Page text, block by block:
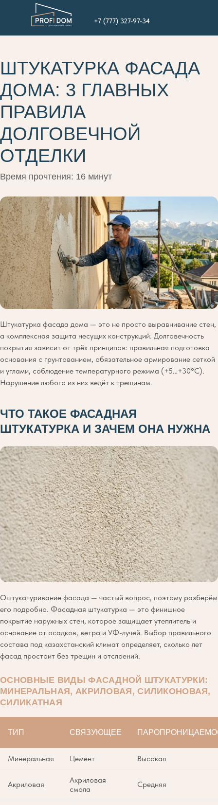
+7 (777) 327-97-34
ШТУКАТУРКА ФАСАДА
ДОМА: 3 ГЛАВНЫХ
ПРАВИЛА
ДОЛГОВЕЧНОЙ
ОТДЕЛКИ
Время прочтения: 16 минут
Штукатурка фасада дома — это не просто выравнивание стен,
а комплексная защита несущих конструкций. Долговечность
покрытия зависит от трёх принципов: правильная подготовка
основания с грунтованием, обязательное армирование сеткой
и углами, соблюдение температурного режима (+5…+30°C).
Нарушение любого из них ведёт к трещинам.
ЧТО ТАКОЕ ФАСАДНАЯ
ШТУКАТУРКА И ЗАЧЕМ ОНА НУЖНА
Оштукатуривание фасада — частый вопрос, поэтому разберём
его подробно. Фасадная штукатурка — это финишное
покрытие наружных стен, которое защищает утеплитель и
основание от осадков, ветра и УФ-лучей. Выбор правильного
состава под казахстанский климат определяет, сколько лет
фасад простоит без трещин и отслоений.
ОСНОВНЫЕ ВИДЫ ФАСАДНОЙ ШТУКАТУРКИ:
МИНЕРАЛЬНАЯ, АКРИЛОВАЯ, СИЛИКОНОВАЯ,
СИЛИКАТНАЯ
ТИП СВЯЗУЮЩЕЕ
Минеральная Цемент Высокая
Акриловая
Акриловая
смола
Средняя